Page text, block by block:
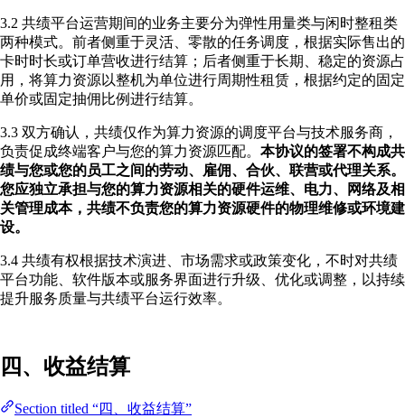
3.2 共绩平台运营期间的业务主要分为弹性用量类与闲时整租类
两种模式。前者侧重于灵活、零散的任务调度，根据实际售出的
卡时时长或订单营收进行结算；后者侧重于长期、稳定的资源占
用，将算力资源以整机为单位进行周期性租赁，根据约定的固定
单价或固定抽佣比例进行结算。
3.3 双方确认，共绩仅作为算力资源的调度平台与技术服务商，
负责促成终端客户与您的算力资源匹配。 本协议的签署不构成共
绩与您或您的员工之间的劳动、雇佣、合伙、联营或代理关系。
您应独立承担与您的算力资源相关的硬件运维、电力、网络及相
关管理成本，共绩不负责您的算力资源硬件的物理维修或环境建
设。
3.4 共绩有权根据技术演进、市场需求或政策变化，不时对共绩
平台功能、软件版本或服务界面进行升级、优化或调整，以持续
提升服务质量与共绩平台运行效率。
四、收益结算
Section titled “四、收益结算”